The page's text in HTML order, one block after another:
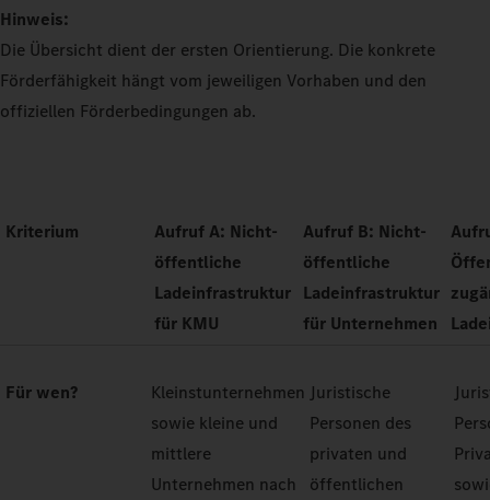
Hinweis:
Die Übersicht dient der ersten Orientierung. Die konkrete
Förderfähigkeit hängt vom jeweiligen Vorhaben und den
offiziellen Förderbedingungen ab.
Kriterium
Aufruf A: Nicht-
öffentliche
Ladeinfrastruktur
für KMU
Aufruf B: Nicht-
öffentliche
Ladeinfrastruktur
für Unternehmen
Für wen?
Kleinstunternehmen
sowie kleine und
mittlere
Unternehmen nach
Juristische
Personen des
privaten und
öffentlichen